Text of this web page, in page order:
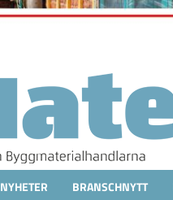
NYHETER BRANSCHNYTT